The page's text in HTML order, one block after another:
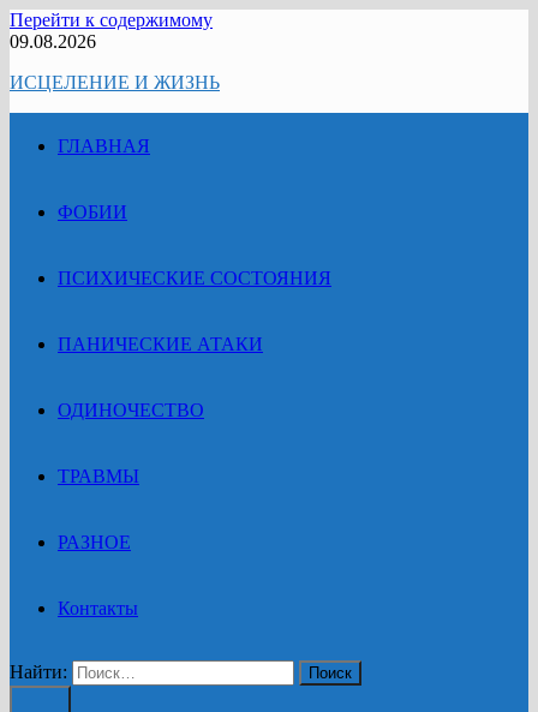
Перейти к содержимому
09.08.2026
ИСЦЕЛЕНИЕ И ЖИЗНЬ
ГЛАВНАЯ
ФОБИИ
ПСИХИЧЕСКИЕ СОСТОЯНИЯ
ПАНИЧЕСКИЕ АТАКИ
ОДИНОЧЕСТВО
ТРАВМЫ
РАЗНОЕ
Контакты
Найти: